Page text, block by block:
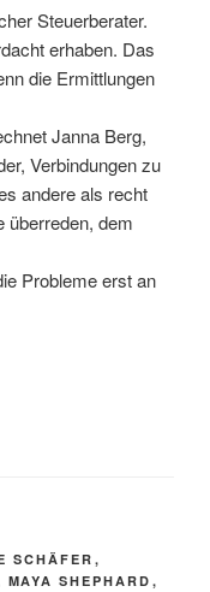
Steuerberater.
erhaben. Das
die Ermittlungen
Janna Berg,
Verbindungen zu
andere als recht
überreden, dem
Probleme erst an
SCHÄFER,
MAYA SHEPHARD ,